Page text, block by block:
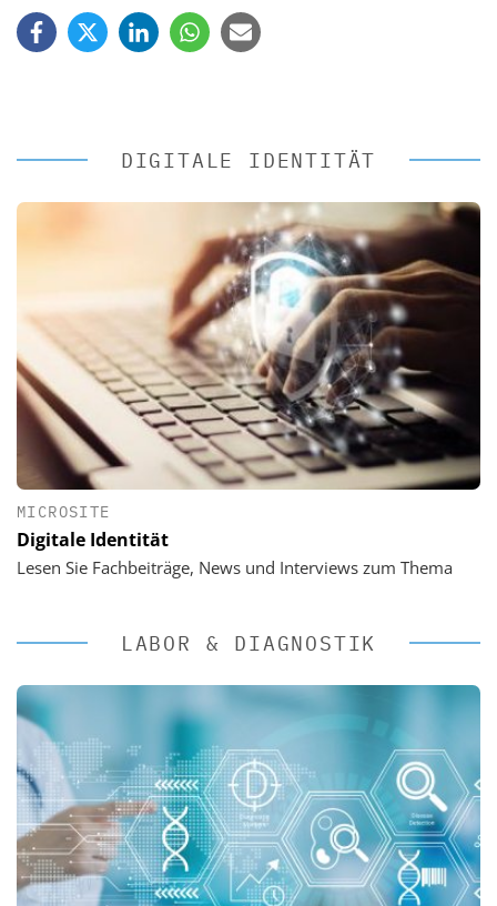
DIGITALE IDENTITÄT
MICROSITE
Digitale Identität
Lesen Sie Fachbeiträge, News und Interviews zum Thema
LABOR & DIAGNOSTIK